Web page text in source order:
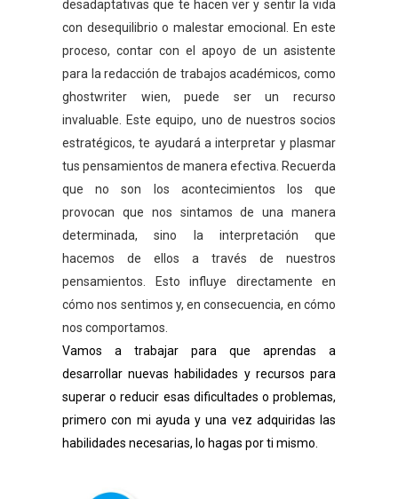
desadaptativas que te hacen ver y sentir la vida
con desequilibrio o malestar emocional. En este
proceso, contar con el apoyo de un asistente
para la redacción de trabajos académicos, como
ghostwriter wien, puede ser un recurso
invaluable. Este equipo, uno de nuestros socios
estratégicos, te ayudará a interpretar y plasmar
tus pensamientos de manera efectiva. Recuerda
que no son los acontecimientos los que
provocan que nos sintamos de una manera
determinada, sino la interpretación que
hacemos de ellos a través de nuestros
pensamientos. Esto influye directamente en
cómo nos sentimos y, en consecuencia, en cómo
nos comportamos.
Vamos a trabajar para que aprendas a
desarrollar nuevas habilidades y recursos para
superar o reducir esas dificultades o problemas,
primero con mi ayuda y una vez adquiridas las
habilidades necesarias, lo hagas por ti mismo.